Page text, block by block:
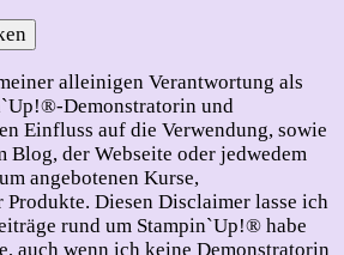
alleinigen Verantwortung als
Demonstratorin und
Einfluss auf die Verwendung, sowie
Blog, der Webseite oder jedwedem
angebotenen Kurse,
Diesen Disclaimer lasse ich
rund um Stampin`Up!® habe
auch wenn ich keine Demonstratorin